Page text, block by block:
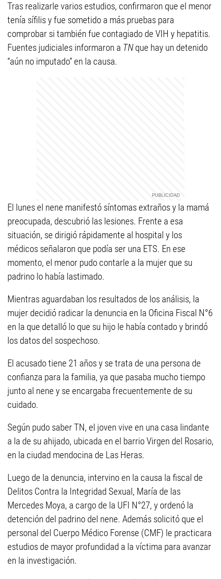
Tras realizarle varios estudios, confirmaron que el menor
tenía sífilis y fue sometido a más pruebas para
comprobar si también fue contagiado de VIH y hepatitis.
Fuentes judiciales informaron a TNque hay un detenido
“aún no imputado” en la causa.
El lunes el nene manifestó síntomas extraños y la mamá
preocupada, descubrió las lesiones. Frente a esa
situación, se dirigió rápidamente al hospital y los
médicos señalaron que podía ser una ETS. En ese
momento, el menor pudo contarle a la mujer que su
padrino lo había lastimado.
Mientras aguardaban los resultados de los análisis, la
mujer decidió radicar la denuncia en la Oficina Fiscal N°6
en la que detalló lo que su hijo le había contado y brindó
los datos del sospechoso.
El acusado tiene 21 años y se trata de una persona de
confianza para la familia, ya que pasaba mucho tiempo
junto al nene y se encargaba frecuentemente de su
cuidado.
Según pudo saber TN, el joven vive en una casa lindante
a la de su ahijado, ubicada en el barrio Virgen del Rosario,
en la ciudad mendocina de Las Heras.
Luego de la denuncia, intervino en la causa la fiscal de
Delitos Contra la Integridad Sexual, María de las
Mercedes Moya, a cargo de la UFI N°27, y ordenó la
detención del padrino del nene. Además solicitó que el
personal del Cuerpo Médico Forense (CMF) le practicara
estudios de mayor profundidad a la víctima para avanzar
en la investigación.